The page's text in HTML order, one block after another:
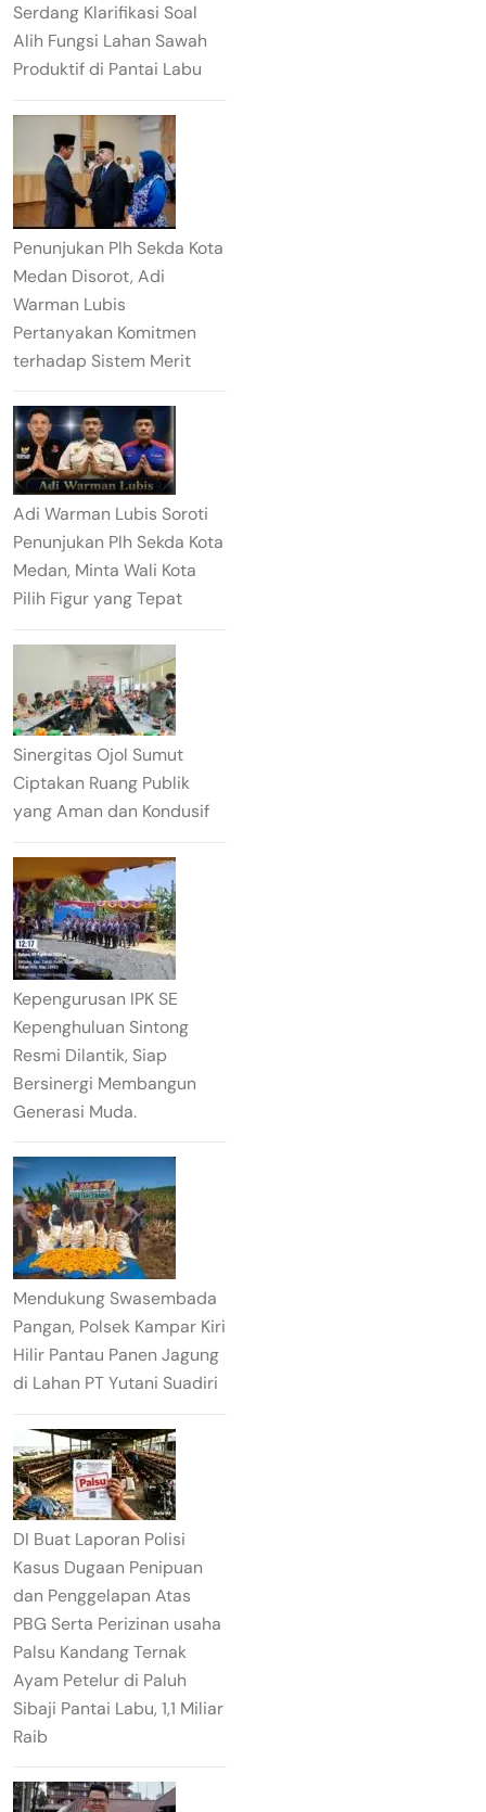
Serdang Klarifikasi Soal
Alih Fungsi Lahan Sawah
Produktif di Pantai Labu
Penunjukan Plh Sekda Kota
Medan Disorot, Adi
Warman Lubis
Pertanyakan Komitmen
terhadap Sistem Merit
Adi Warman Lubis Soroti
Penunjukan Plh Sekda Kota
Medan, Minta Wali Kota
Pilih Figur yang Tepat
Sinergitas Ojol Sumut
Ciptakan Ruang Publik
yang Aman dan Kondusif
Kepengurusan IPK SE
Kepenghuluan Sintong
Resmi Dilantik, Siap
Bersinergi Membangun
Generasi Muda.
Mendukung Swasembada
Pangan, Polsek Kampar Kiri
Hilir Pantau Panen Jagung
di Lahan PT Yutani Suadiri
DI Buat Laporan Polisi
Kasus Dugaan Penipuan
dan Penggelapan Atas
PBG Serta Perizinan usaha
Palsu Kandang Ternak
Ayam Petelur di Paluh
Sibaji Pantai Labu, 1,1 Miliar
Raib